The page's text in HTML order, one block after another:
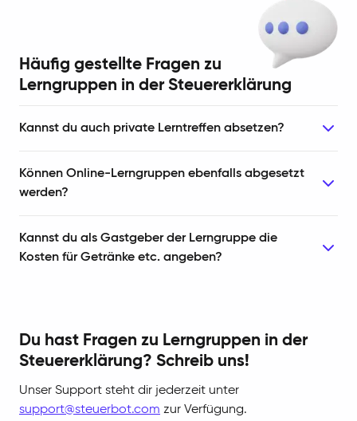
Häufig gestellte Fragen zu
Lerngruppen in der Steuererklärung
Kannst du auch private Lerntreffen absetzen?
Können Online-Lerngruppen ebenfalls abgesetzt
werden?
Kannst du als Gastgeber der Lerngruppe die
Kosten für Getränke etc. angeben?
Du hast Fragen zu Lerngruppen in der
Steuererklärung? Schreib uns!
Unser Support steht dir jederzeit unter
support@steuerbot.com zur Verfügung.